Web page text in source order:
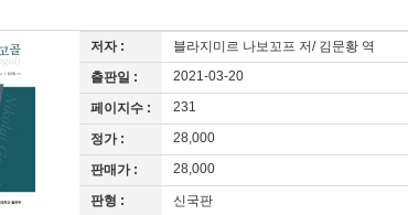
저자 :
블라지미르 나보꼬프 저/ 김문황 역
출판일 :
2021-03-20
페이지수 : 231
정가 : 28,000
판매가 : 28,000
판형 :
신국판